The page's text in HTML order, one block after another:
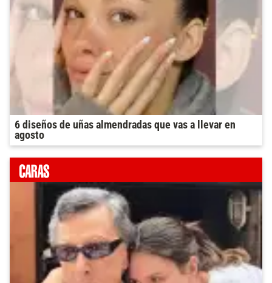
6 diseños de uñas almendradas que vas a llevar en
agosto